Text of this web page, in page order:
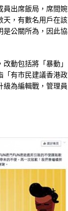
員出席飯局，席間婉
天，有數名用戶在該
是公關所為，因此協
動包括將「暴動」
「有市民建議香港政
為編輯戰，管理員